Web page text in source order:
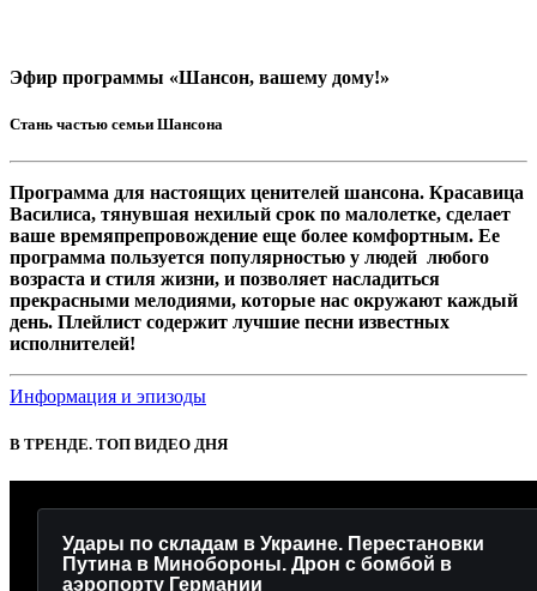
Эфир программы «Шансон, вашему дому!»
Стань частью семьи Шансона
Программа для настоящих ценителей шансона. Красавица
Василиса, тянувшая нехилый срок по малолетке, сделает
ваше времяпрепровождение еще более комфортным. Ее
программа пользуется популярностью у людей любого
возраста и стиля жизни, и позволяет насладиться
прекрасными мелодиями, которые нас окружают каждый
день. Плейлист содержит лучшие песни известных
исполнителей!
Информация и эпизоды
В ТРЕНДЕ. ТОП ВИДЕО ДНЯ